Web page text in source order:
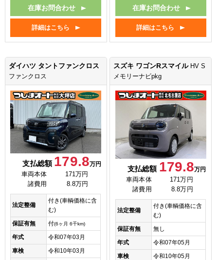
在庫お問合わせ
詳細はこちら
在庫お問合わせ
詳細はこちら
ダイハツ タントファンクロス
ファンクロス
支払総額 179.8万円
車両本体
171万円
諸費用
8.8万円
法定整備
付き(車輌価格に含
む)
保証有無
付(6ヶ月 6千km)
年式
令和07年03月
車検
令和10年03月
スズキ ワゴンRスマイル HV S
メモリーナビpkg
支払総額 179.8万円
車両本体
171万円
諸費用
8.8万円
法定整備
付き(車輌価格に含
む)
保証有無
無し
年式
令和07年05月
車検
令和10年05月